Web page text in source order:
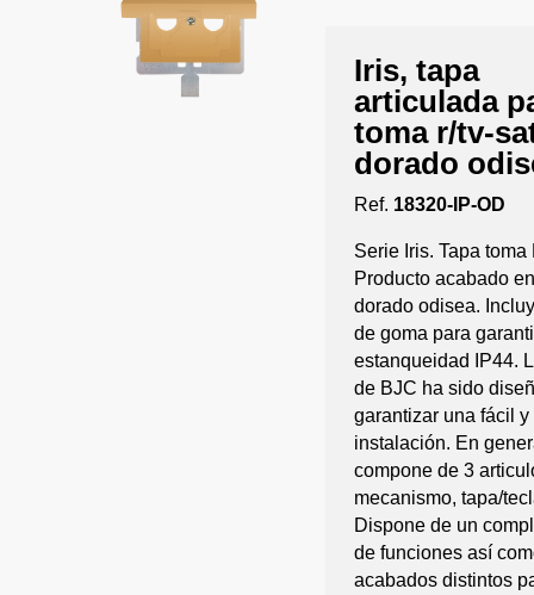
Iris, tapa
articulada
toma r/tv-
dorado
Ref. 18320-IP-OD
Serie Iris. Tapa toma
Producto acabado
dorado odisea.
de goma para
estanqueidad IP44.
de BJC ha sido
garantizar una fácil y
instalación. En
compone de 3
mecanismo, tapa/
Dispone de un
de funciones así
acabados distintos